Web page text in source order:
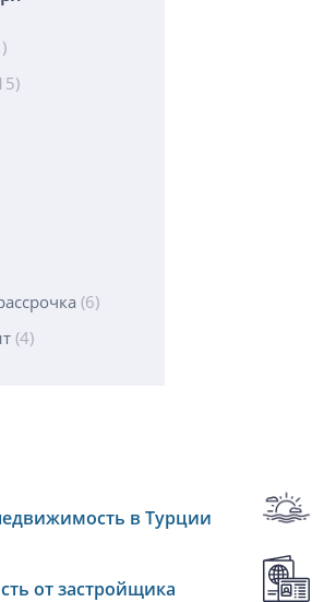
(6)
(4)
в Турции
от застройщика